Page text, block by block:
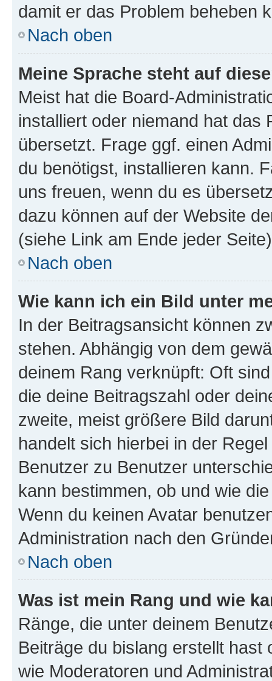
damit er das Problem beheben
Nach oben
Meine Sprache steht auf
Meist hat die Board-
installiert oder niemand hat das
übersetzt. Frage ggf. einen
du benötigst, installieren kann.
uns freuen, wenn du es
dazu können auf der Website
(siehe Link am Ende jeder
Nach oben
Wie kann ich ein Bild unter
In der Beitragsansicht können
stehen. Abhängig von dem
deinem Rang verknüpft: Oft
die deine Beitragszahl oder
zweite, meist größere Bild
handelt sich hierbei in der
Benutzer zu Benutzer
kann bestimmen, ob und wie
Wenn du keinen Avatar
Administration nach den
Nach oben
Was ist mein Rang und wie
Ränge, die unter deinem
Beiträge du bislang erstellt
wie Moderatoren und